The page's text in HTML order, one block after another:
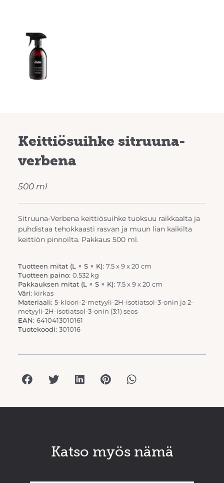
Keittiösuihke sitruuna-
verbena
500 ml
Sitruuna-Verbena keittiösuihke tuoksuu raikkaalta ja
puhdistaa tehokkaasti rasvan ja muun lian kaikilta
keittiön pinnoilta. Pakkaus 500 ml.
Tuotteen mitat (L × S × K): 7.5 x 9 x 20 cm
Tuotteen paino: 0.532 kg
Pakkauksen mitat (L × S × K): 7.5 x 9 x 20 cm
Väri: kirkas
Materiaali: 5-kloori-2-metyyli-2H-isotiatsol-3-onin ja 2-
metyyli-2H-isotiatsol-3-onin (3:1) seos
EAN: 6410413010161
Tuotekoodi: 301016
Katso myös nämä